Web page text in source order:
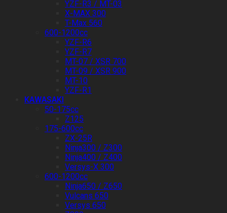
YZF-R3 / MT-03
X-MAX 300
T-Max 560
600-1200cc
YZF-R6
YZF-R7
MT-07 / XSR 700
MT-09 / XSR 900
MT-10
YZF-R1
KAWASAKI
50-175cc
Z125
175-600cc
ZX-25R
Ninja300 / Z300
Ninja400 / Z400
Versys-X 300
600-1200cc
Ninja650 / Z650
Vulcans 650
Versys 650